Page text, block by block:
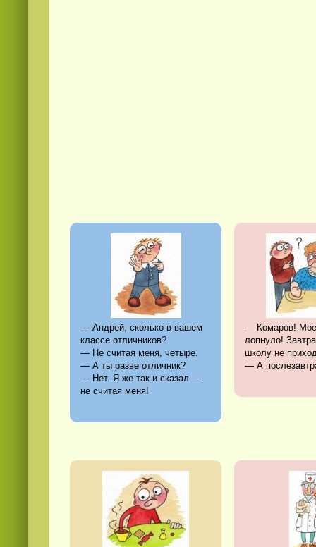
— Андрей, сколько в вашем
классе отличников?
— Не считая меня, четыре.
— А ты разве отличник?
— Нет. Я же так и сказал —
не считая меня!
— Комаров! Мое
лопнуло!
школу не
— А